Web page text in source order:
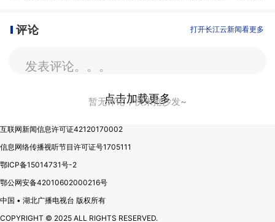
评论 打开长江云新闻看更多
发表评论。。。
暂无评论，快来抢沙发~
点击加载更多
互联网新闻信息许可证42120170002
信息网络传播视听节目许可证号1705111
鄂ICP备15014731号-2
鄂公网安备42010602000216号
中国 • 湖北广播电视台 版权所有
COPYRIGHT © 2025 ALL RIGHTS RESERVED.